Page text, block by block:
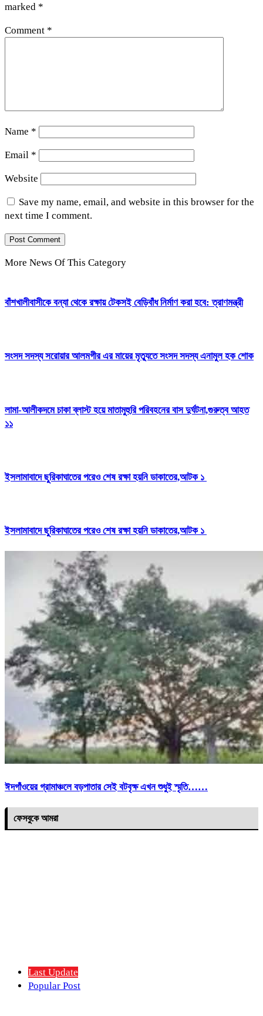
marked *
Comment *
Name *
Email *
Website
Save my name, email, and website in this browser for the
next time I comment.
More News Of This Category
বাঁশখালীবাসীকে বন্যা থেকে রক্ষায় টেকসই বেড়িবাঁধ নির্মাণ করা হবে: ত্রাণমন্ত্রী
সংসদ সদস্য সরোয়ার আলমগীর এর মায়ের মৃত্যুতে সংসদ সদস্য এনামুল হক শোক
লামা-আলীকদমে চাকা ব্লাস্ট হয়ে মাতামুহুরি পরিবহনের বাস দুর্ঘটনা,গুরুত্ব আহত
১১
ইসলামাবাদে ছুরিকাঘাতের পরেও শেষ রক্ষা হয়নি ডাকাতের,আটক ১
ইসলামাবাদে ছুরিকাঘাতের পরেও শেষ রক্ষা হয়নি ডাকাতের,আটক ১
ঈদগাঁওয়ের গ্রামাঞ্চলে বড়পাতার সেই বটবৃক্ষ এখন শুধুই স্মৃতি……
ফেসবুকে আমরা
Last Update
Popular Post